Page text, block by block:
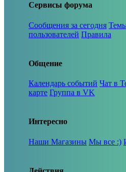
Сервисы форума
Сообщения за сегодня
пользователей Правила
Общение
Календарь событий Чат в
карте Группа в VK
Интересно
Наши Магазины Мы все :)